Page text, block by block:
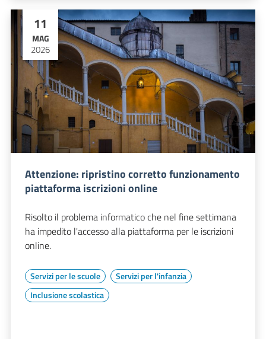
11
MAG
2026
Attenzione: ripristino corretto funzionamento
piattaforma iscrizioni online
Risolto il problema informatico che nel fine settimana
ha impedito l'accesso alla piattaforma per le iscrizioni
online.
Servizi per le scuole
Servizi per l'infanzia
Inclusione scolastica